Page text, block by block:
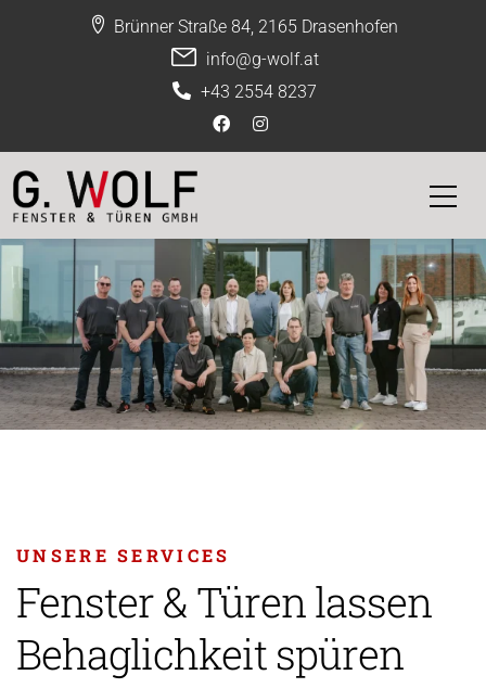
+43 2554 8237
Brünner Straße 84, 2165 Drasenhofen
info@g-wolf.at
UNSERE SERVICES
Fenster & Türen lassen
Behaglichkeit spüren